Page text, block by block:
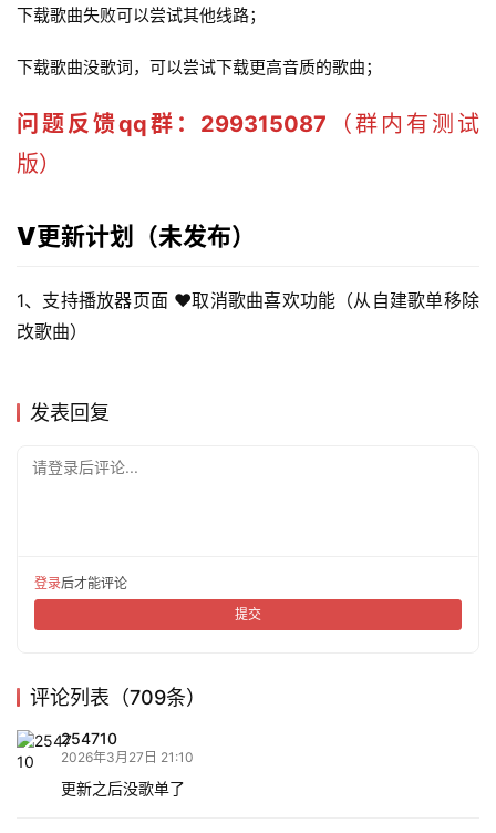
下载歌曲失败可以尝试其他线路；
下载歌曲没歌词，可以尝试下载更高音质的歌曲；
问题反馈qq群：299315087 （群内有测试
版）
V更新计划 （未发布）
1、支持播放器页面 ❤️取消歌曲喜欢功能（从自建歌单移除
改歌曲）
发表回复
请登录后评论...
登录后才能评论
提交
评论列表（709条）
254710
2026年3月27日 21:10
更新之后没歌单了